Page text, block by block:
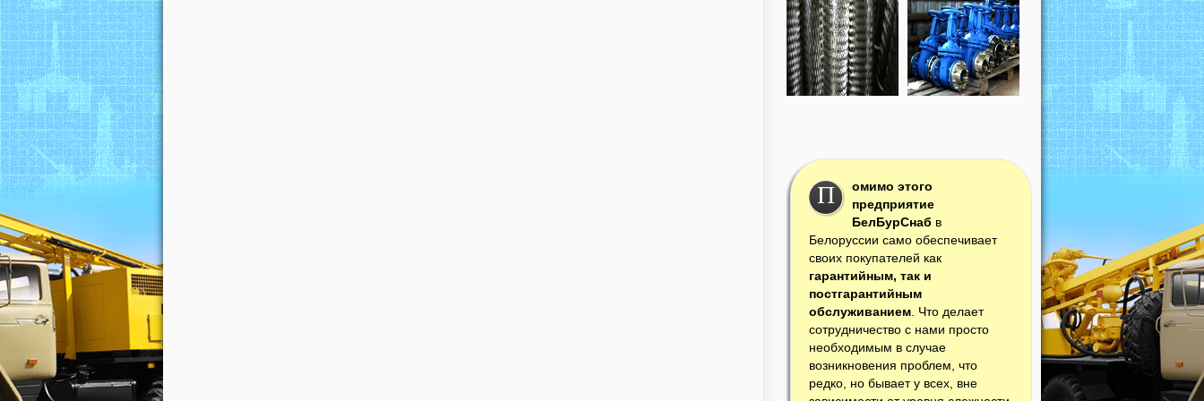
П
омимо этого
предприятие
БелБурСнаб в
Белоруссии само обеспечивает
своих покупателей как
гарантийным, так и
постгарантийным
обслуживанием. Что делает
сотрудничество с нами просто
необходимым в случае
возникновения проблем, что
редко, но бывает у всех, вне